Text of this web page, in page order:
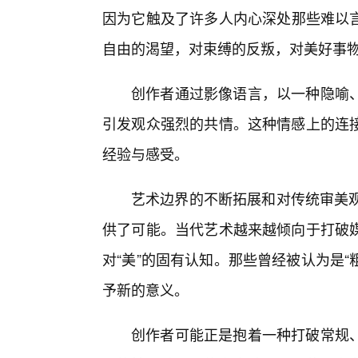
因为它触及了许多人内心深处那些难
自由的渴望，对束缚的反叛，对美好事
创作者通过影像语言，以一种隐喻
引发观众强烈的共情。这种情感上的
经验与感受。
艺术边界的不断拓展和对传统审美
供了可能。当代艺术越来越倾向于打
对“美”的固有认知。那些曾经被认为是
予新的意义。
创作者可能正是抱着一种打破常规